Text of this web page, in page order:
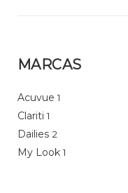
MARCAS
Acuvue 1
Clariti 1
Dailies 2
My Look 1